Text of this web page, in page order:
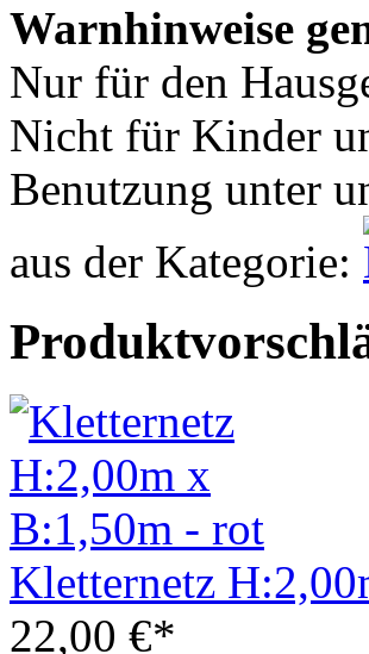
Warnhinweise
Nur für den
Nicht für Kinder
Benutzung unter
aus der Kategorie:
Kletternetz
22,00 €*